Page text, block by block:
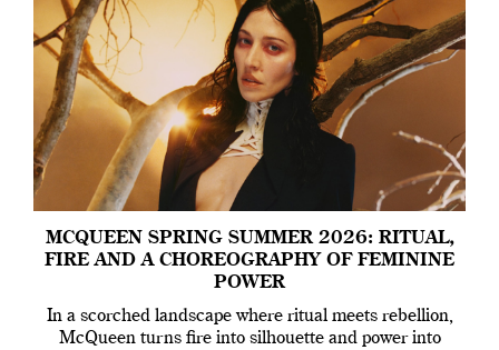
MCQUEEN SPRING SUMMER 2026: RITUAL,
FIRE AND A CHOREOGRAPHY OF FEMININE
POWER
In a scorched landscape where ritual meets rebellion,
McQueen turns fire into silhouette and power into